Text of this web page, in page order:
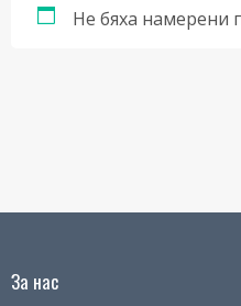
Не бяха намерени
За нас